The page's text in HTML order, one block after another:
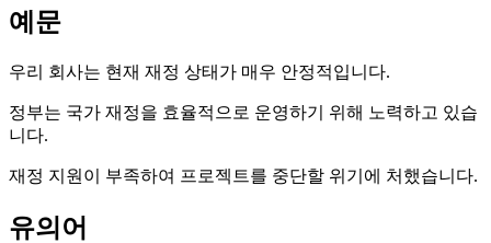
예문
우리 회사는 현재 재정 상태가 매우 안정적입니다.
정부는 국가 재정을 효율적으로 운영하기 위해 노력하고 있습
니다.
재정 지원이 부족하여 프로젝트를 중단할 위기에 처했습니다.
유의어